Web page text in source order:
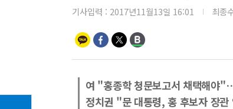
기사입력 : 2017년11월13일 16:01 최종
여 "홍종학 청문보고서 채택해야
정치권 "문 대통령, 홍 후보자 장